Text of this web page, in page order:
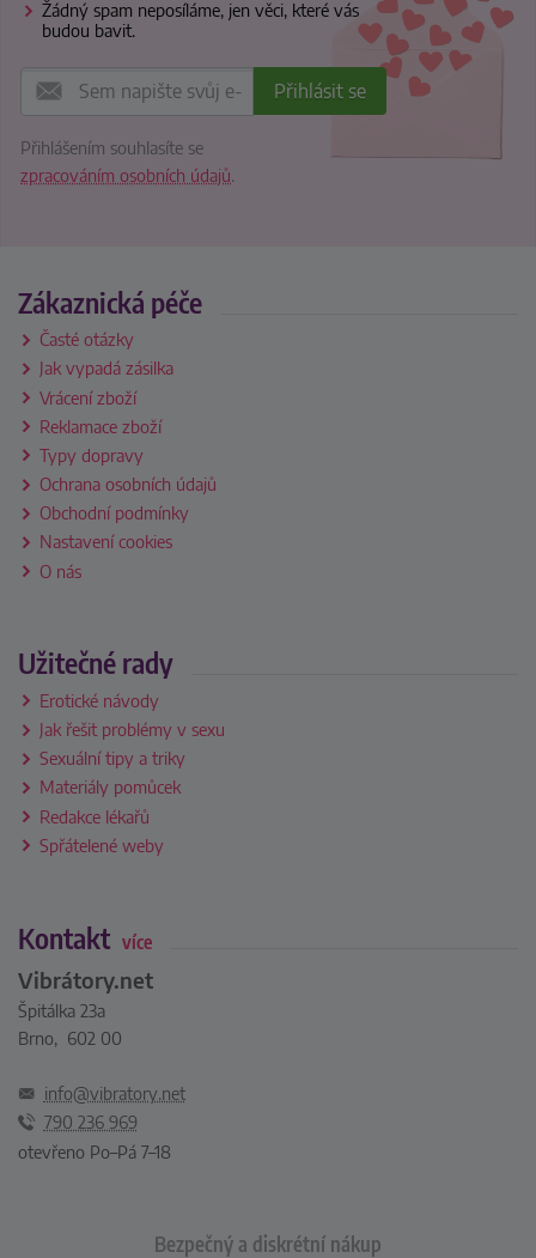
Žádný spam neposíláme, jen věci, které vás
budou bavit.
Přihlášením souhlasíte se
zpracováním osobních údajů.
Zákaznická péče
Časté otázky
Jak vypadá zásilka
Vrácení zboží
Reklamace zboží
Typy dopravy
Ochrana osobních údajů
Obchodní podmínky
Nastavení cookies
O nás
Užitečné rady
Erotické návody
Jak řešit problémy v sexu
Sexuální tipy a triky
Materiály pomůcek
Redakce lékařů
Spřátelené weby
Kontakt více
Vibrátory.net
Špitálka 23a
Brno, 602 00
info@vibratory.net
790 236 969
otevřeno Po–Pá 7–18
Bezpečný a diskrétní nákup